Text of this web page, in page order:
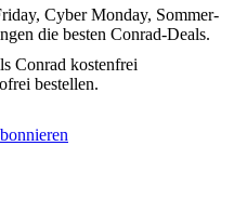
Cyber Monday, Sommer-
die besten Conrad-Deals.
Conrad kostenfrei
bestellen.